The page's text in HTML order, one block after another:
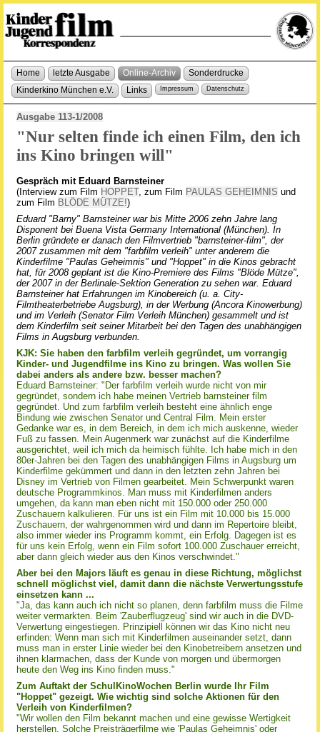
Home letzte Ausgabe Online-Archiv
Sonderdrucke
Kinderkino München e.V.
Links Impressum Datenschutz
Ausgabe 113-1/2008
"Nur selten finde ich einen Film, den ich
ins Kino bringen will"
Gespräch mit Eduard Barnsteiner
(Interview zum Film HOPPET, zum Film PAULAS GEHEIMNIS und
zum Film BLÖDE MÜTZE!)
Eduard "Barny" Barnsteiner war bis Mitte 2006 zehn Jahre lang
Disponent bei Buena Vista Germany International (München). In
Berlin gründete er danach den Filmvertrieb "barnsteiner-film", der
2007 zusammen mit dem "farbfilm verleih" unter anderem die
Kinderfilme "Paulas Geheimnis" und "Hoppet" in die Kinos gebracht
hat, für 2008 geplant ist die Kino-Premiere des Films "Blöde Mütze",
der 2007 in der Berlinale-Sektion Generation zu sehen war. Eduard
Barnsteiner hat Erfahrungen im Kinobereich (u. a. City-
Filmtheaterbetriebe Augsburg), in der Werbung (Ancora Kinowerbung)
und im Verleih (Senator Film Verleih München) gesammelt und ist
dem Kinderfilm seit seiner Mitarbeit bei den Tagen des unabhängigen
Films in Augsburg verbunden.
KJK: Sie haben den farbfilm verleih gegründet, um vorrangig
Kinder- und Jugendfilme ins Kino zu bringen. Was wollen Sie
dabei anders als andere bzw. besser machen?
Eduard Barnsteiner: "Der farbfilm verleih wurde nicht von mir
gegründet, sondern ich habe meinen Vertrieb barnsteiner film
gegründet. Und zum farbfilm verleih besteht eine ähnlich enge
Bindung wie zwischen Senator und Central Film. Mein erster
Gedanke war es, in dem Bereich, in dem ich mich auskenne, wieder
Fuß zu fassen. Mein Augenmerk war zunächst auf die Kinderfilme
ausgerichtet, weil ich mich da heimisch fühlte. Ich habe mich in den
80er-Jahren bei den Tagen des unabhängigen Films in Augsburg um
Kinderfilme gekümmert und dann in den letzten zehn Jahren bei
Disney im Vertrieb von Filmen gearbeitet. Mein Schwerpunkt waren
deutsche Programmkinos. Man muss mit Kinderfilmen anders
umgehen, da kann man eben nicht mit 150.000 oder 250.000
Zuschauern kalkulieren. Für uns ist ein Film mit 10.000 bis 15.000
Zuschauern, der wahrgenommen wird und dann im Repertoire bleibt,
also immer wieder ins Programm kommt, ein Erfolg. Dagegen ist es
für uns kein Erfolg, wenn ein Film sofort 100.000 Zuschauer erreicht,
aber dann gleich wieder aus den Kinos verschwindet."
Aber bei den Majors läuft es genau in diese Richtung, möglichst
schnell möglichst viel, damit dann die nächste Verwertungsstufe
einsetzen kann ...
"Ja, das kann auch ich nicht so planen, denn farbfilm muss die Filme
weiter vermarkten. Beim 'Zauberflugzeug' sind wir auch in die DVD-
Verwertung eingestiegen. Prinzipiell können wir das Kino nicht neu
erfinden: Wenn man sich mit Kinderfilmen auseinander setzt, dann
muss man in erster Linie wieder bei den Kinobetreibern ansetzen und
ihnen klarmachen, dass der Kunde von morgen und übermorgen
heute den Weg ins Kino finden muss."
Zum Auftakt der SchulKinoWochen Berlin wurde Ihr Film
"Hoppet" gezeigt. Wie wichtig sind solche Aktionen für den
Verleih von Kinderfilmen?
"Wir wollen den Film bekannt machen und eine gewisse Wertigkeit
herstellen. Solche Preisträgerfilme wie 'Paulas Geheimnis' oder